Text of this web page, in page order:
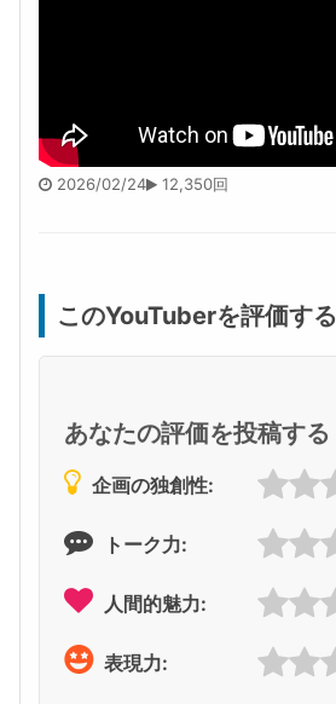
2026/02/24 12,350回
このYouTuberを評価する
あなたの評価を投稿する
企画の独創性:
トーク力:
人間的魅力:
表現力: